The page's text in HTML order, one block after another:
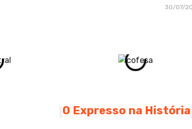
30/07/
O Expresso na História